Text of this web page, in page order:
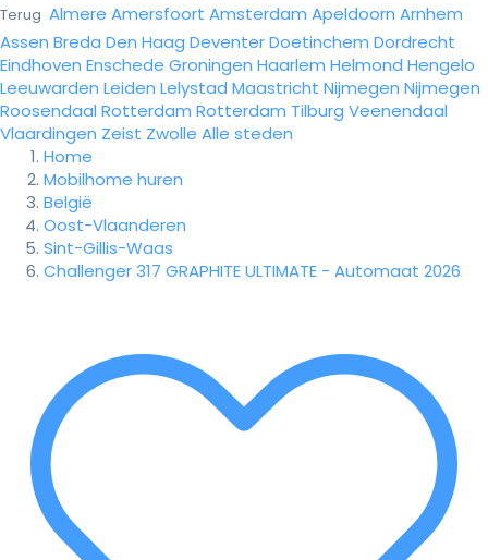
Terug Almere Amersfoort Amsterdam Apeldoorn Arnhem
Assen Breda Den Haag DeventerDoetinchem Dordrecht
Eindhoven Enschede Groningen Haarlem Helmond Hengelo
Leeuwarden Leiden Lelystad Maastricht Nijmegen Nijmegen
Roosendaal Rotterdam Rotterdam Tilburg Veenendaal
Vlaardingen Zeist Zwolle Alle steden
Home
Mobilhome huren
België
Oost-Vlaanderen
Sint-Gillis-Waas
Challenger 317 GRAPHITE ULTIMATE - Automaat 2026